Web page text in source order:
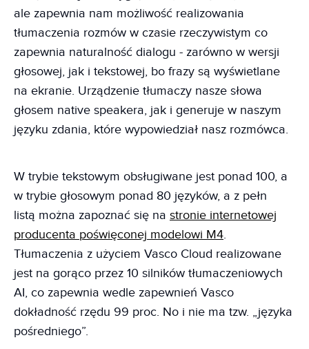
ale zapewnia nam możliwość realizowania
tłumaczenia rozmów w czasie rzeczywistym co
zapewnia naturalność dialogu - zarówno w wersji
głosowej, jak i tekstowej, bo frazy są wyświetlane
na ekranie. Urządzenie tłumaczy nasze słowa
głosem native speakera, jak i generuje w naszym
języku zdania, które wypowiedział nasz rozmówca.
W trybie tekstowym obsługiwane jest ponad 100, a
w trybie głosowym ponad 80 języków, a z pełn
listą można zapoznać się na stronie internetowej
producenta poświęconej modelowi M4.
Tłumaczenia z użyciem Vasco Cloud realizowane
jest na gorąco przez 10 silników tłumaczeniowych
AI, co zapewnia wedle zapewnień Vasco
dokładność rzędu 99 proc. No i nie ma tzw. „języka
pośredniego”.